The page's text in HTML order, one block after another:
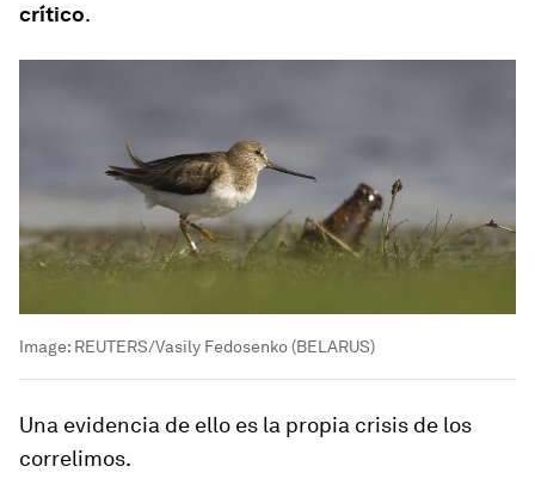
crítico.
Image: REUTERS/Vasily Fedosenko (BELARUS)
Una evidencia de ello es la propia crisis de los
correlimos.